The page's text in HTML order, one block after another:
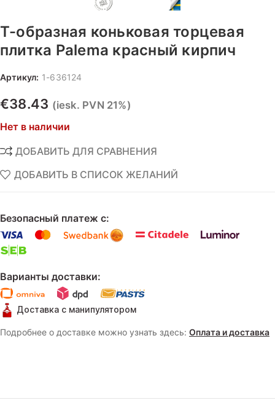
T-образная коньковая торцевая
плитка Palema красный кирпич
Артикул: 1-636124
€38.43 (iesk. PVN 21%)
Нет в наличии
Безопасный платеж с:
Варианты доставки:
Доставка с манипулятором
Подробнее о доставке можно узнать здесь: Оплата и доставка
ДОБАВИТЬ ДЛЯ СРАВНЕНИЯ
ДОБАВИТЬ В СПИСОК ЖЕЛАНИЙ